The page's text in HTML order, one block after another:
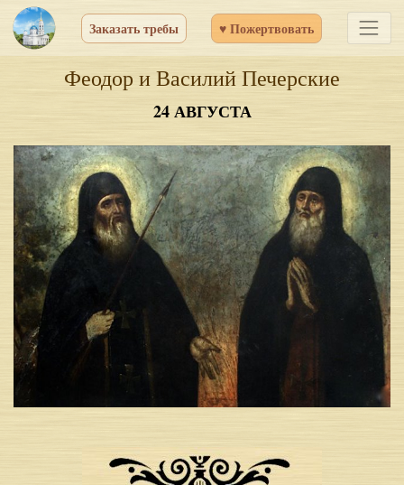
Заказать требы ♥ Пожертвовать
Феодор и Василий Печерские
24 АВГУСТА